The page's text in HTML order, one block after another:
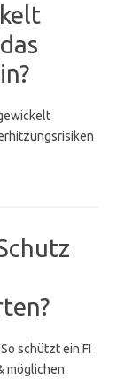
schützt ein FI
möglichen